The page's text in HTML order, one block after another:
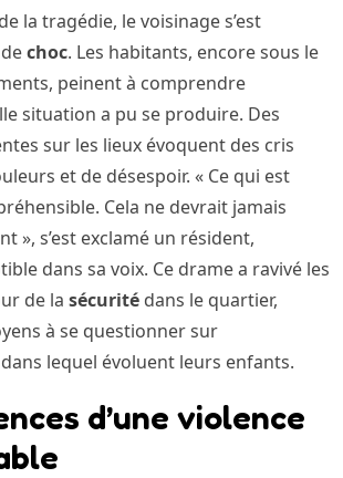
la tragédie, le voisinage s’est
choc. Les habitants, encore sous le
peinent à comprendre
situation a pu se produire. Des
sur les lieux évoquent des cris
et de désespoir. « Ce qui est
Cela ne devrait jamais
», s’est exclamé un résident,
dans sa voix. Ce drame a ravivé les
de la sécurité dans le quartier,
à se questionner sur
lequel évoluent leurs enfants.
d’une violence